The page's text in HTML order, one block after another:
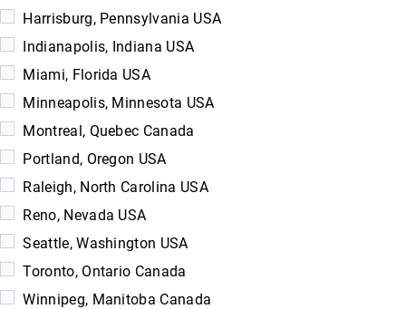
Harrisburg, Pennsylvania USA
Indianapolis, Indiana USA
Miami, Florida USA
Minneapolis, Minnesota USA
Montreal, Quebec Canada
Portland, Oregon USA
Raleigh, North Carolina USA
Reno, Nevada USA
Seattle, Washington USA
Toronto, Ontario Canada
Winnipeg, Manitoba Canada